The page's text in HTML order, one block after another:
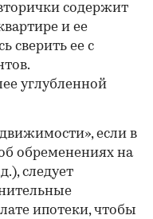
содержит
и ее
сверить ее с
углубленной
если в
обременениях на
следует
ипотеки, чтобы